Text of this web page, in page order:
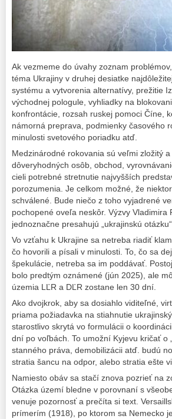
Ak vezmeme do úvahy zoznam
téma Ukrajiny v druhej desiatke
systému a vytvorenia alternatívy, prežitie
východnej pologule, vyhliadky na
konfrontácie, rozsah ruskej pomoci Číne,
námorná preprava, podmienky časového
minulosti svetového poriadku atď.
Medzinárodné rokovania sú veľmi zložitý
dôveryhodných osôb, obchod,
cieli potrebné stretnutie najvyšších
porozumenia. Je celkom možné, že
schválené. Bude niečo z toho vyjadrené
pochopené oveľa neskôr. Výzvy
jednoznačne presahujú „ukrajinskú otázku“.
Vo vzťahu k Ukrajine sa netreba riadiť
čo hovorili a písali v minulosti. To, čo sa
špekulácie, netreba sa im poddávať.
bolo predtým oznámené (jún 2025), ale
územia LĽR a DĽR zostane len 30 dní.
Ako dvojkrok, aby sa dosiahlo viditeľné,
priama požiadavka na stiahnutie
starostlivo skrytá vo formulácii o
dní po voľbách. To umožní Kyjevu kričať o
stanného práva, demobilizácii atď. budú
stratia šancu na odpor, alebo stratia ešte
Namiesto obáv sa stačí znova pozrieť na
Otázka území bledne v porovnaní s
venuje pozornosť a prečíta si text.
prímerím (1918), po ktorom sa Nemecko